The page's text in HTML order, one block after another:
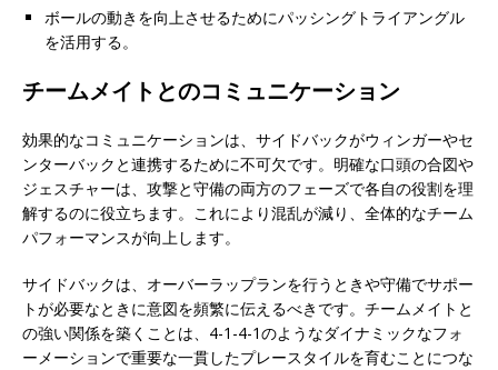
ボールの動きを向上させるためにパッシングトライアングル
を活用する。
チームメイトとのコミュニケーション
効果的なコミュニケーションは、サイドバックがウィンガーやセ
ンターバックと連携するために不可欠です。明確な口頭の合図や
ジェスチャーは、攻撃と守備の両方のフェーズで各自の役割を理
解するのに役立ちます。これにより混乱が減り、全体的なチーム
パフォーマンスが向上します。
サイドバックは、オーバーラップランを行うときや守備でサポー
トが必要なときに意図を頻繁に伝えるべきです。チームメイトと
の強い関係を築くことは、4-1-4-1のようなダイナミックなフォ
ーメーションで重要な一貫したプレースタイルを育むことにつな